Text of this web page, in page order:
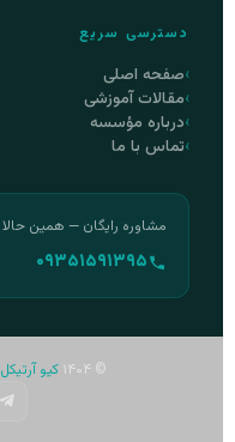
دسترسی سریع
صفحه اصلی
مقالات آموزشی
درباره مؤسسه
تماس با ما
مشاوره رایگان — همین حالا
۰۹۳۵۱۵۹۱۳۹۵
© ۱۴۰۴ کیو آرتیکل